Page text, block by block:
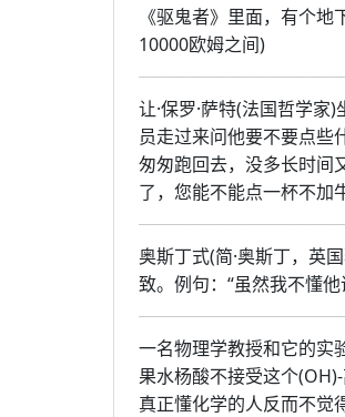
《驱鬼者》里面，有个
10000欧姆之间)
让·保罗·萨特(法国哲学
员走过来问他要不要点些
匆匆跑回去，没多长时间
了，您能不能点一杯不加
奥斯丁式(简·奥斯丁，英
致。例句：“虽然我不懂
一名物理学教授和它的实
果水杨酸不接受这个
真正懂化学的人反而不觉